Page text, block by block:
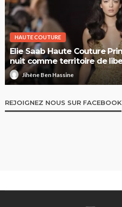
HAUTE COUTURE
Elie Saab Haute Couture
nuit comme territoire de
Jihène Ben Hassine
REJOIGNEZ NOUS SUR FACEBOOK